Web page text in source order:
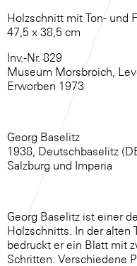
Holzschnitt mit Ton- und
47,5 x 38,5 cm
Inv.-Nr. 829
Museum Morsbroich,
Erworben 1973
Georg Baselitz
1938, Deutschbaselitz
Salzburg und Imperia
Georg Baselitz ist einer
Holzschnitts. In der alten
bedruckt er ein Blatt mit
Schritten. Verschiedene